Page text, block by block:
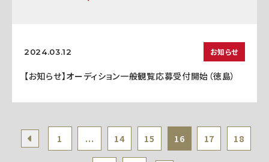
2024.03.12 お知らせ
【お知らせ】オーディション一般観覧応募受付開始（徳島）
1 ... 14 15 16 17 18